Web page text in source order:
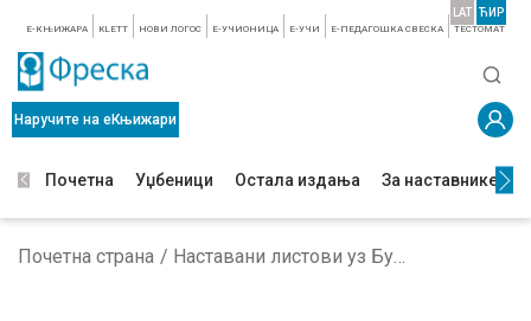
E-КЊИЖАРА KLETT НОВИ ЛОГОС E-УЧИОНИЦА E-УЧИ Е-ПЕДАГОШКА СВЕСКА TЕСТОМАТ
LAT ЋИР
Наручите на еКњижари
Почетна Уџбеници Остала издања За наставнике
Почетна страна Наставани листови уз Буквар